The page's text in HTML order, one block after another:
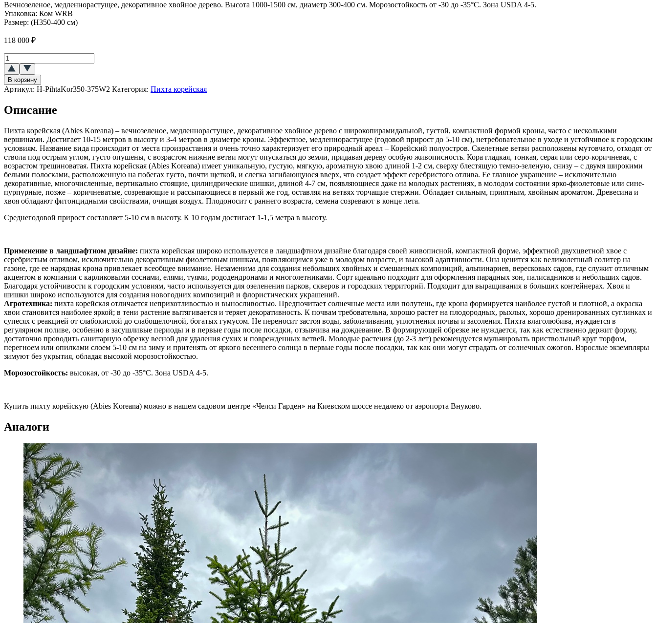
Вечнозеленое, медленнорастущее, декоративное хвойное дерево. Высота 1000-1500 см, диаметр 300-400 см. Морозостойкость от -30 до -35°C. Зона USDA 4-5.
Упаковка: Ком WRB
Размер: (Н350-400 см)
118 000 ₽
Количество
товара
Пихта
корейская
(Abies
В корзину
Артикул: H-PihtaKor350-375W2 Категория: Пихта корейская
Описание
Пихта корейская (Abies Koreana) – вечнозеленое, медленнорастущее, декоративное хвойное дерево с широкопирамидальной, густой, компактной формой кроны, часто с несколькими
вершинами. Достигает 10-15 метров в высоту и 3-4 метров в диаметре кроны. Эффектное, медленнорастущее (годовой прирост до 5-10 см), нетребовательное в уходе и устойчивое к городским
условиям. Название вида происходит от места произрастания и очень точно характеризует его природный ареал – Корейский полуостров. Скелетные ветви расположены мутовчато, отходят от
ствола под острым углом, густо опушены, с возрастом нижние ветви могут опускаться до земли, придавая дереву особую живописность. Кора гладкая, тонкая, серая или серо-коричневая, с
возрастом трещиноватая. Пихта корейская (Abies Koreana) имеет уникальную, густую, мягкую, ароматную хвою длиной 1-2 см, сверху блестящую темно-зеленую, снизу – с двумя широкими
белыми полосками, расположенную на побегах густо, почти щеткой, и слегка загибающуюся вверх, что создает эффект серебристого отлива. Ее главное украшение – исключительно
декоративные, многочисленные, вертикально стоящие, цилиндрические шишки, длиной 4-7 см, появляющиеся даже на молодых растениях, в молодом состоянии ярко-фиолетовые или сине-
пурпурные, позже – коричневатые, созревающие и рассыпающиеся в первый же год, оставляя на ветвях торчащие стержни. Обладает сильным, приятным, хвойным ароматом. Древесина и
хвоя обладают фитонцидными свойствами, очищая воздух. Плодоносит с раннего возраста, семена созревают в конце лета.
Среднегодовой прирост составляет 5-10 см в высоту. К 10 годам достигает 1-1,5 метра в высоту.
Применение в ландшафтном дизайне: пихта корейская широко используется в ландшафтном дизайне благодаря своей живописной, компактной форме, эффектной двухцветной хвое с
серебристым отливом, исключительно декоративным фиолетовым шишкам, появляющимся уже в молодом возрасте, и высокой адаптивности. Она ценится как великолепный солитер на
газоне, где ее нарядная крона привлекает всеобщее внимание. Незаменима для создания небольших хвойных и смешанных композиций, альпинариев, вересковых садов, где служит отличным
акцентом в компании с карликовыми соснами, елями, туями, рододендронами и многолетниками. Сорт идеально подходит для оформления парадных зон, палисадников и небольших садов.
Благодаря устойчивости к городским условиям, часто используется для озеленения парков, скверов и городских территорий. Подходит для выращивания в больших контейнерах. Хвоя и
шишки широко используются для создания новогодних композиций и флористических украшений.
Агротехника: пихта корейская отличается неприхотливостью и выносливостью. Предпочитает солнечные места или полутень, где крона формируется наиболее густой и плотной, а окраска
хвои становится наиболее яркой; в тени растение вытягивается и теряет декоративность. К почвам требовательна, хорошо растет на плодородных, рыхлых, хорошо дренированных суглинках и
супесях с реакцией от слабокислой до слабощелочной, богатых гумусом. Не переносит застоя воды, заболачивания, уплотнения почвы и засоления. Пихта влаголюбива, нуждается в
регулярном поливе, особенно в засушливые периоды и в первые годы после посадки, отзывчива на дождевание. В формирующей обрезке не нуждается, так как естественно держит форму,
достаточно проводить санитарную обрезку весной для удаления сухих и поврежденных ветвей. Молодые растения (до 2-3 лет) рекомендуется мульчировать приствольный круг торфом,
перегноем или опилками слоем 5-10 см на зиму и притенять от яркого весеннего солнца в первые годы после посадки, так как они могут страдать от солнечных ожогов. Взрослые экземпляры
зимуют без укрытия, обладая высокой морозостойкостью.
Морозостойкость: высокая, от -30 до -35°C. Зона USDA 4-5.
Купить пихту корейскую (Abies Koreana) можно в нашем садовом центре «Челси Гарден» на Киевском шоссе недалеко от аэропорта Внуково.
Аналоги